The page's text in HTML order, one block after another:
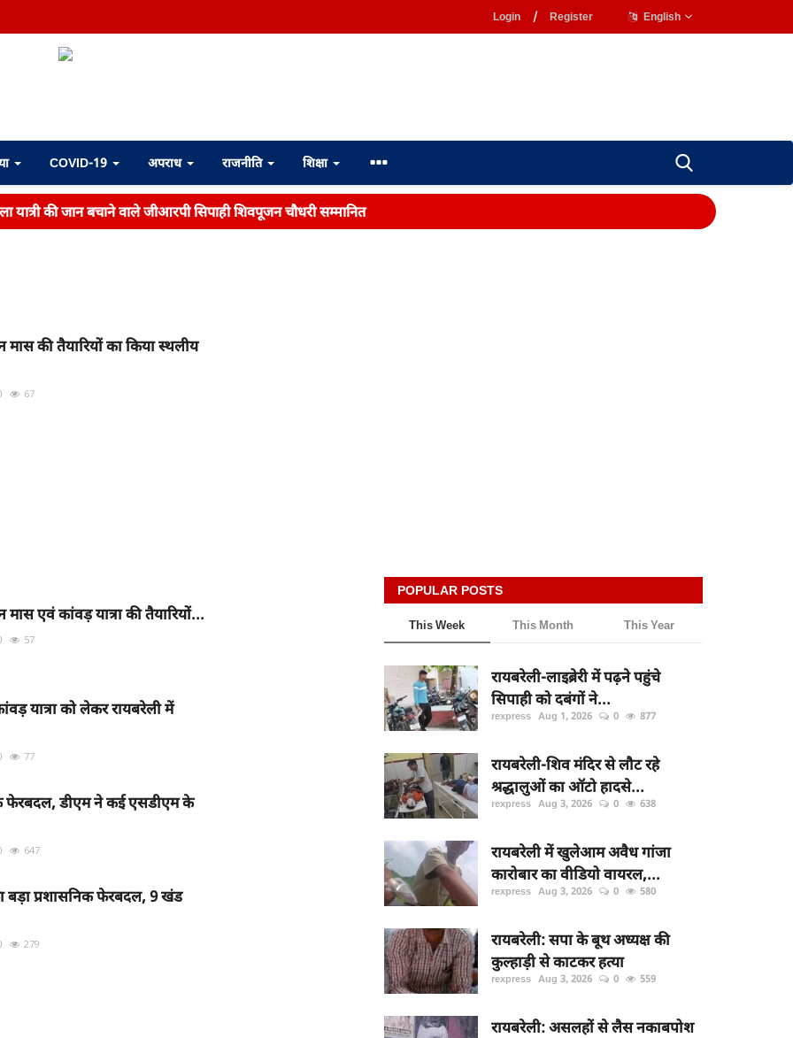
Login / Register English
COVID-19 अपराध राजनीति शिक्षा
यात्री की जान बचाने वाले जीआरपी सिपाही शिवपूजन चौधरी सम्मानित
की तैयारियों का किया स्थलीय
67
एवं कांवड़ यात्रा की तैयारियों...
57
यात्रा को लेकर रायबरेली में
77
फेरबदल, डीएम ने कई एसडीएम के
647
बड़ा प्रशासनिक फेरबदल, 9 खंड
279
POPULAR POSTS
This Week This Month This Year
रायबरेली-लाइब्रेरी में पढ़ने पहुंचे
सिपाही को दबंगों ने...
rexpress Aug 1, 2026 0 877
रायबरेली-शिव मंदिर से लौट रहे
श्रद्धालुओं का ऑटो हादसे...
rexpress Aug 3, 2026 0 638
रायबरेली में खुलेआम अवैध गांजा
कारोबार का वीडियो वायरल,...
rexpress Aug 3, 2026 0 580
रायबरेली: सपा के बूथ अध्यक्ष की
कुल्हाड़ी से काटकर हत्या
rexpress Aug 3, 2026 0 559
रायबरेली: असलहों से लैस नकाबपोश